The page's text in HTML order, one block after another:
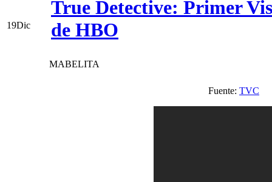
19Dic
True Detective: Primer
de HBO
MABELITA
Fuente: TVC